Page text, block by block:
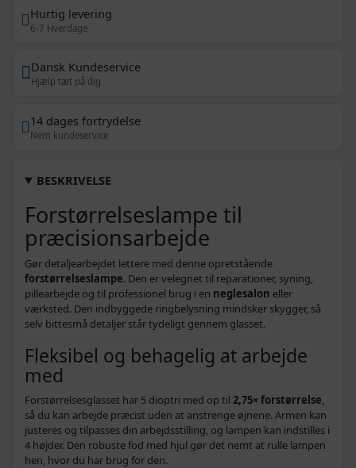
Hurtig levering
6-7 Hverdage
Dansk Kundeservice
Hjælp tæt på dig
14 dages fortrydelse
Nem kundeservice
BESKRIVELSE
Forstørrelseslampe til
præcisionsarbejde
Gør detaljearbejdet lettere med denne opretstående
forstørrelseslampe. Den er velegnet til reparationer, syning,
pillearbejde og til professionel brug i en neglesalon eller
værksted. Den indbyggede ringbelysning mindsker skygger, så
selv bittesmå detaljer står tydeligt gennem glasset.
Fleksibel og behagelig at arbejde
med
Forstørrelsesglasset har 5 dioptri med op til 2,75× forstørrelse,
så du kan arbejde præcist uden at anstrenge øjnene. Armen kan
justeres og tilpasses din arbejdsstilling, og lampen kan indstilles i
4 højder. Den robuste fod med hjul gør det nemt at rulle lampen
hen, hvor du har brug for den.